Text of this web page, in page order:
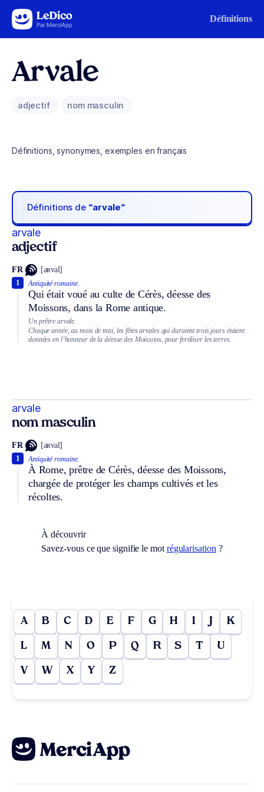
Aller au contenu Définitions
Arvale
adjectif nom masculin
Définitions, synonymes, exemples en français
Définitions de “arvale“
arvale
adjectif
FR [aʀval]
Antiquité romaine.
Qui était voué au culte de Cérès, déesse des
Moissons, dans la Rome antique.
1
Un prêtre arvale.
Chaque année, au mois de mai, les fêtes arvales qui duraient trois jours étaient
données en l’honneur de la déesse des Moissons, pour fertiliser les terres.
arvale
nom masculin
FR [aʀval]
Antiquité romaine.
À Rome, prêtre de Cérès, déesse des Moissons,
chargée de protéger les champs cultivés et les
récoltes.
1
À découvrir
Savez-vous ce que signifie le mot régularisation ?
A B C D E F G H I J K
L M N O P Q R S T U
V W X Y Z